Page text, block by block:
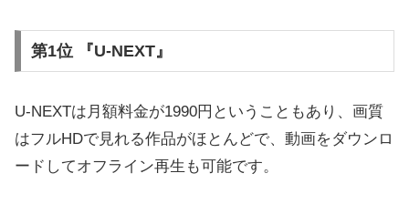
第1位 『U-NEXT』
U-NEXTは月額料金が1990円ということもあり、画質
はフルHDで見れる作品がほとんどで、動画をダウンロ
ードしてオフライン再生も可能です。